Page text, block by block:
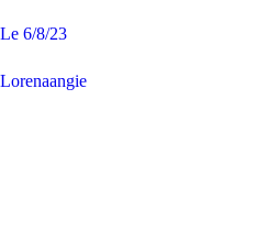
Le 6/8/23
Lorenaangie